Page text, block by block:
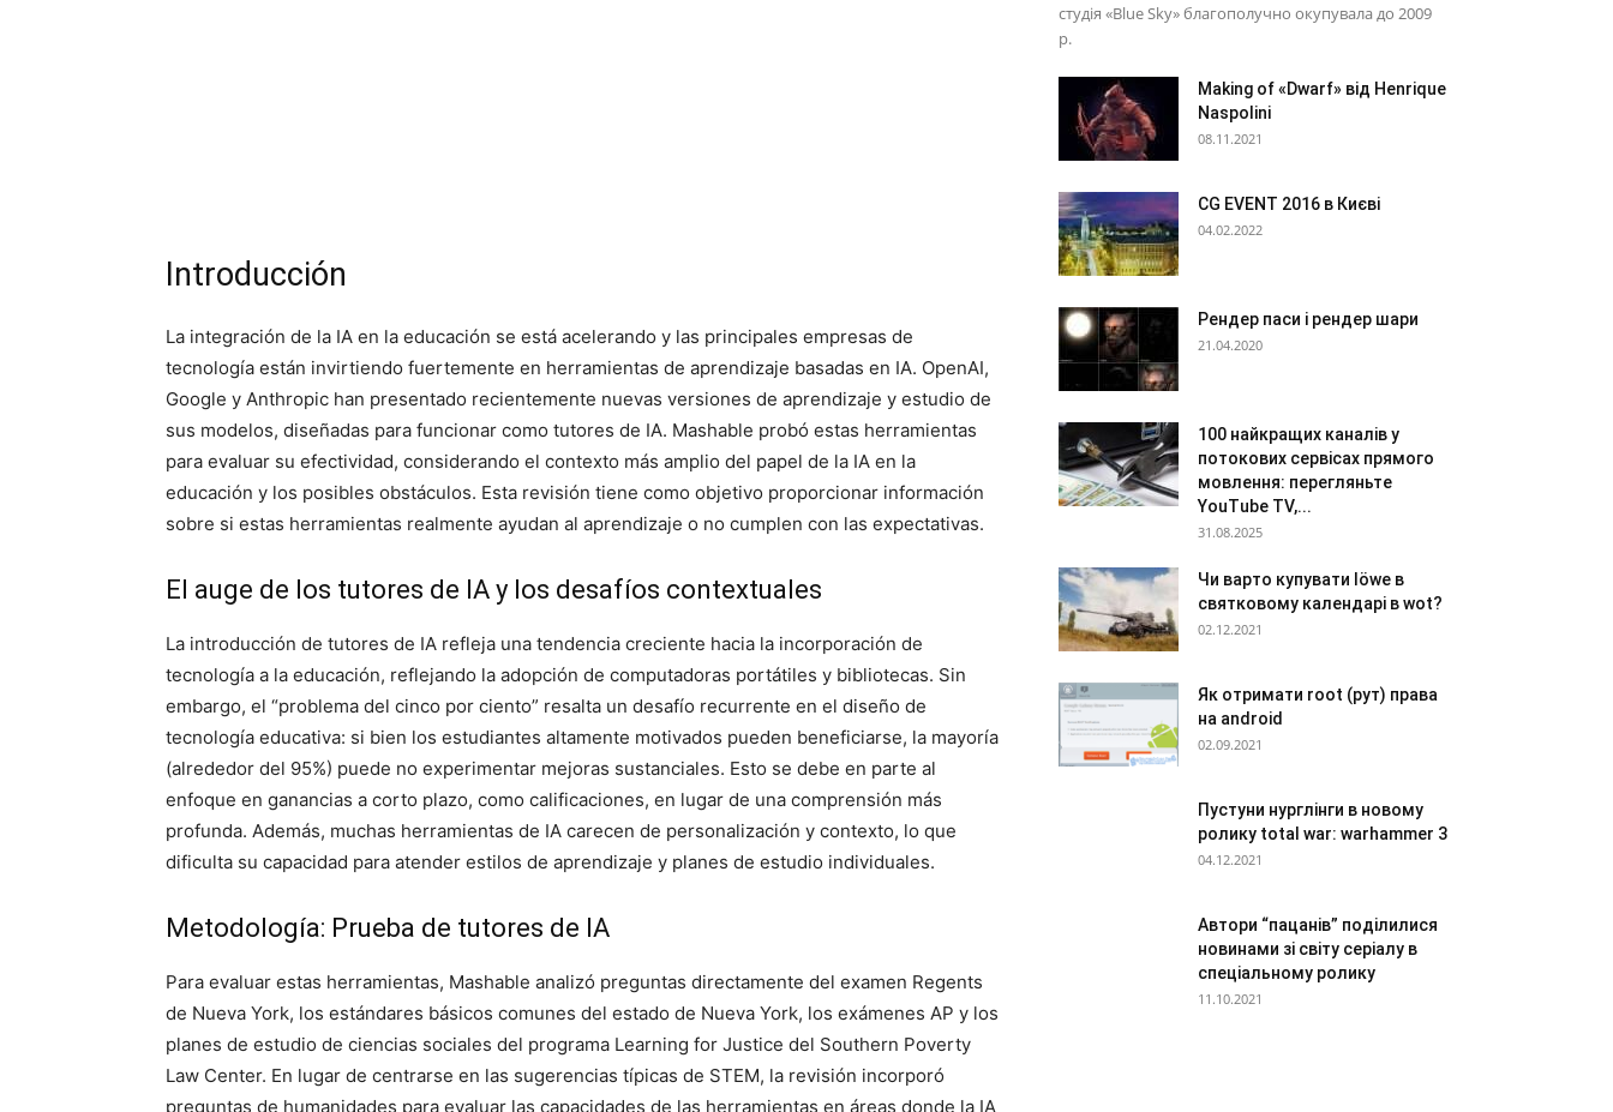
Introducción
La integración de la IA en la educación se está acelerando y las principales empresas de
tecnología están invirtiendo fuertemente en herramientas de aprendizaje basadas en IA. OpenAI,
Google y Anthropic han presentado recientemente nuevas versiones de aprendizaje y estudio de
sus modelos, diseñadas para funcionar como tutores de IA. Mashable probó estas herramientas
para evaluar su efectividad, considerando el contexto más amplio del papel de la IA en la
educación y los posibles obstáculos. Esta revisión tiene como objetivo proporcionar información
sobre si estas herramientas realmente ayudan al aprendizaje o no cumplen con las expectativas.
El auge de los tutores de IA y los desafíos contextuales
La introducción de tutores de IA refleja una tendencia creciente hacia la incorporación de
tecnología a la educación, reflejando la adopción de computadoras portátiles y bibliotecas. Sin
embargo, el “problema del cinco por ciento” resalta un desafío recurrente en el diseño de
tecnología educativa: si bien los estudiantes altamente motivados pueden beneficiarse, la mayoría
(alrededor del 95%) puede no experimentar mejoras sustanciales. Esto se debe en parte al
enfoque en ganancias a corto plazo, como calificaciones, en lugar de una comprensión más
profunda. Además, muchas herramientas de IA carecen de personalización y contexto, lo que
dificulta su capacidad para atender estilos de aprendizaje y planes de estudio individuales.
Metodología: Prueba de tutores de IA
Para evaluar estas herramientas, Mashable analizó preguntas directamente del examen Regents
de Nueva York, los estándares básicos comunes del estado de Nueva York, los exámenes AP y los
planes de estudio de ciencias sociales del programa Learning for Justice del Southern Poverty
Law Center. En lugar de centrarse en las sugerencias típicas de STEM, la revisión incorporó
preguntas de humanidades para evaluar las capacidades de las herramientas en áreas donde la IA
студія «Blue Sky» благополучно окупувала до 2009
р.
Making of «Dwarf» від Henrique
Naspolini
08.11.2021
CG EVENT 2016 в Києві
04.02.2022
Рендер паси і рендер шари
21.04.2020
100 найкращих каналів у
потокових сервісах прямого
мовлення: перегляньте
YouTube TV,...
31.08.2025
Чи варто купувати löwe в
святковому календарі в wot?
02.12.2021
Як отримати root (рут) права
на android
02.09.2021
Пустуни нурглінги в новому
ролику total war: warhammer 3
04.12.2021
Автори “пацанів” поділилися
новинами зі світу серіалу в
спеціальному ролику
11.10.2021